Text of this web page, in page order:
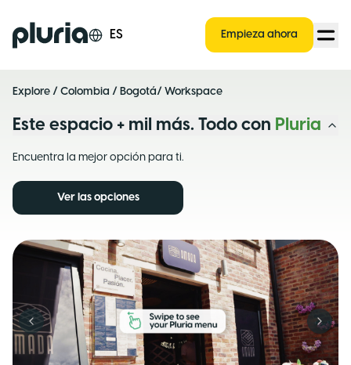
Logo Pluria ES Empieza ahora
Explore / Colombia / Bogotá/ Workspace
Este espacio + mil más. Todo con Pluria
Encuentra la mejor opción para ti.
Ver las opciones
Previous slide Next